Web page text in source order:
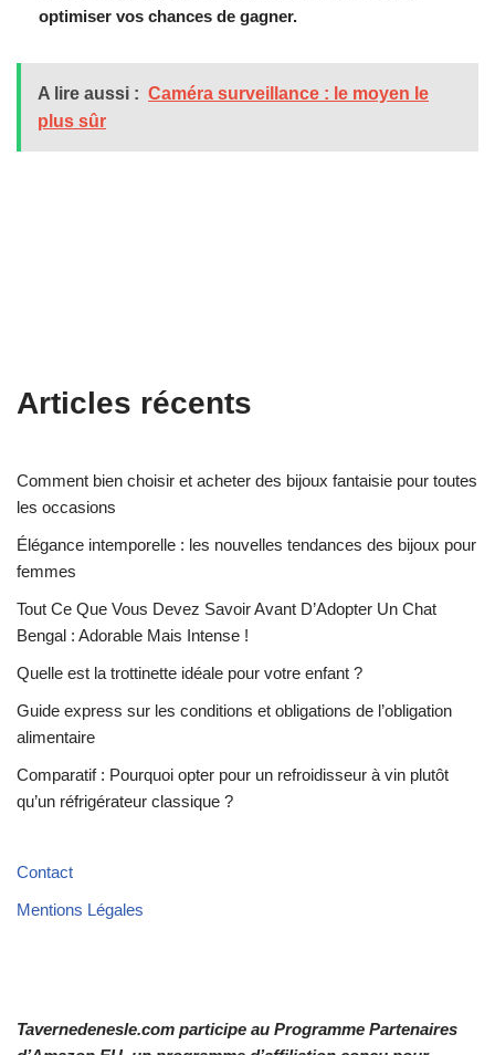
optimiser vos chances de gagner.
A lire aussi : Caméra surveillance : le moyen le
plus sûr
Articles récents
Comment bien choisir et acheter des bijoux fantaisie pour toutes
les occasions
Élégance intemporelle : les nouvelles tendances des bijoux pour
femmes
Tout Ce Que Vous Devez Savoir Avant D’Adopter Un Chat
Bengal : Adorable Mais Intense !
Quelle est la trottinette idéale pour votre enfant ?
Guide express sur les conditions et obligations de l’obligation
alimentaire
Comparatif : Pourquoi opter pour un refroidisseur à vin plutôt
qu’un réfrigérateur classique ?
Contact
Mentions Légales
Tavernedenesle.com participe au Programme Partenaires